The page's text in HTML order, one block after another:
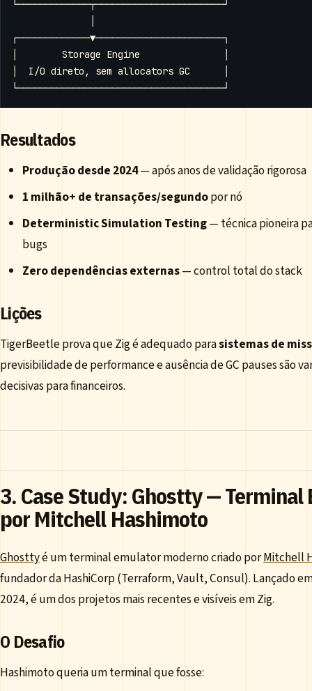
Resultados
Produção desde 2024— após anos de validação rigorosa
1 milhão+ de transações/segundopor nó
Deterministic Simulation Testing— técnica pioneira
bugs
Zero dependências externas— control total do stack
Lições
TigerBeetle prova que Zig é adequado parasistemas de
previsibilidade de performance e ausência de GC pauses são
decisivas para financeiros.
3. Case Study: Ghostty —
por Mitchell Hashimoto
Ghosttyé um terminal emulator moderno criado porMitchell
fundador da HashiCorp (Terraform, Vault, Consul). Lançado
2024, é um dos projetos mais recentes e visíveis em Zig.
O Desafio
Hashimoto queria um terminal que fosse: